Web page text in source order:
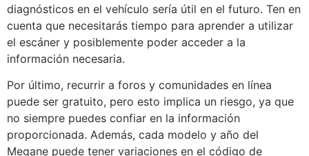
diagnósticos en el vehículo sería útil en el futuro. Ten en
cuenta que necesitarás tiempo para aprender a utilizar
el escáner y posiblemente poder acceder a la
información necesaria.
Por último, recurrir a foros y comunidades en línea
puede ser gratuito, pero esto implica un riesgo, ya que
no siempre puedes confiar en la información
proporcionada. Además, cada modelo y año del
Megane puede tener variaciones en el código de